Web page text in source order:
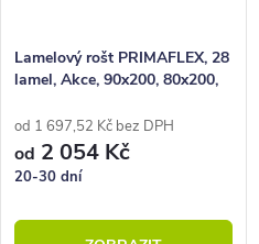
Lamelový rošt PRIMAFLEX, 28
lamel, Akce, 90x200, 80x200,
od 1 697,52 Kč bez DPH
od 2 054 Kč
20-30 dní